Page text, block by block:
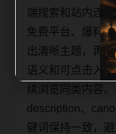
端搜索和站内连
免费平台、爆料
出清晰主题，再
语义和可点击入
续浏览同类内容
description、
键词保持一致，